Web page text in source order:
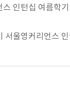
인턴십 여름학
서울영커리언스